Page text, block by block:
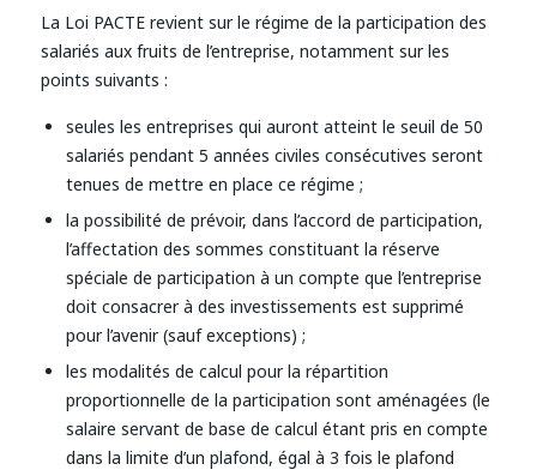
La Loi PACTE revient sur le régime de la participation des
salariés aux fruits de l’entreprise, notamment sur les
points suivants :
seules les entreprises qui auront atteint le seuil de 50
salariés pendant 5 années civiles consécutives seront
tenues de mettre en place ce régime ;
la possibilité de prévoir, dans l’accord de participation,
l’affectation des sommes constituant la réserve
spéciale de participation à un compte que l’entreprise
doit consacrer à des investissements est supprimé
pour l’avenir (sauf exceptions) ;
les modalités de calcul pour la répartition
proportionnelle de la participation sont aménagées (le
salaire servant de base de calcul étant pris en compte
dans la limite d’un plafond, égal à 3 fois le plafond